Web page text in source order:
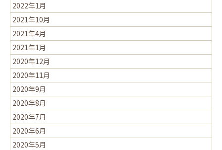
2022年1月
2021年10月
2021年4月
2021年1月
2020年12月
2020年11月
2020年9月
2020年8月
2020年7月
2020年6月
2020年5月